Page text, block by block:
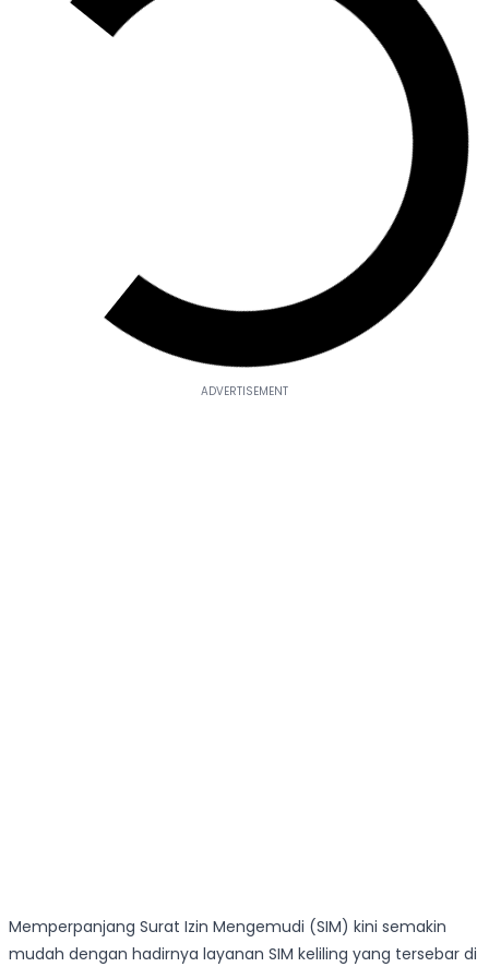
Memperpanjang Surat Izin Mengemudi (SIM) kini semakin
mudah dengan hadirnya layanan SIM keliling yang tersebar di